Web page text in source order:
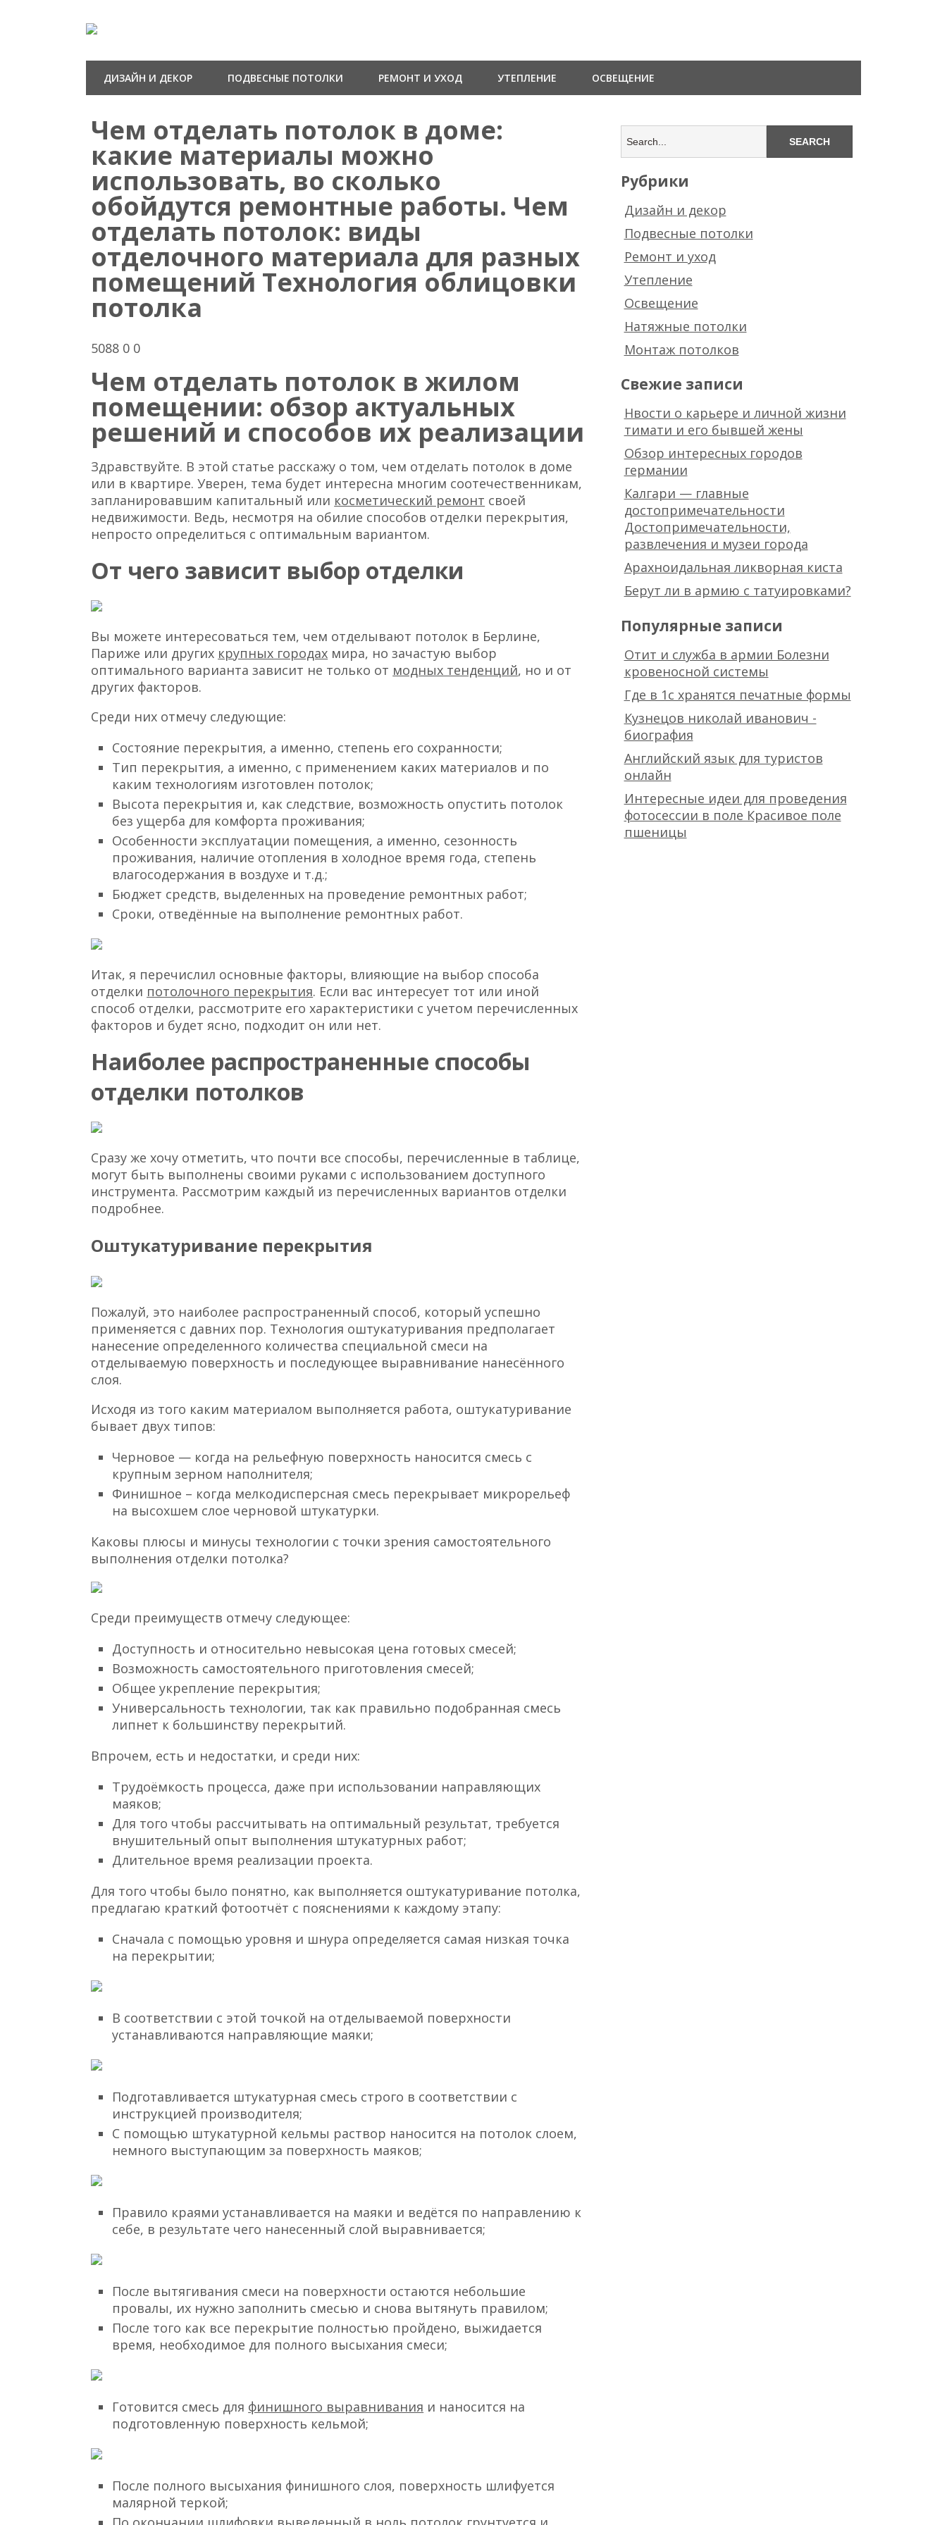
ДИЗАЙН И ДЕКОР ПОДВЕСНЫЕ ПОТОЛКИ РЕМОНТ И УХОД УТЕПЛЕНИЕ ОСВЕЩЕНИЕ
Чем отделать потолок в доме:
какие материалы можно
использовать, во сколько
обойдутся ремонтные работы. Чем
отделать потолок: виды
отделочного материала для разных
помещений Технология облицовки
потолка
5088 0 0
Чем отделать потолок в жилом
помещении: обзор актуальных
решений и способов их реализации
Здравствуйте. В этой статье расскажу о том, чем отделать потолок в доме
или в квартире. Уверен, тема будет интересна многим соотечественникам,
запланировавшим капитальный или косметический ремонт своей
недвижимости. Ведь, несмотря на обилие способов отделки перекрытия,
непросто определиться с оптимальным вариантом.
От чего зависит выбор отделки
Вы можете интересоваться тем, чем отделывают потолок в Берлине,
Париже или других крупных городах мира, но зачастую выбор
оптимального варианта зависит не только от модных тенденций, но и от
других факторов.
Среди них отмечу следующие:
Состояние перекрытия, а именно, степень его сохранности;
Тип перекрытия, а именно, с применением каких материалов и по
каким технологиям изготовлен потолок;
Высота перекрытия и, как следствие, возможность опустить потолок
без ущерба для комфорта проживания;
Особенности эксплуатации помещения, а именно, сезонность
проживания, наличие отопления в холодное время года, степень
влагосодержания в воздухе и т.д.;
Бюджет средств, выделенных на проведение ремонтных работ;
Сроки, отведённые на выполнение ремонтных работ.
Итак, я перечислил основные факторы, влияющие на выбор способа
отделки потолочного перекрытия. Если вас интересует тот или иной
способ отделки, рассмотрите его характеристики с учетом перечисленных
факторов и будет ясно, подходит он или нет.
Наиболее распространенные способы
отделки потолков
Сразу же хочу отметить, что почти все способы, перечисленные в таблице,
могут быть выполнены своими руками с использованием доступного
инструмента. Рассмотрим каждый из перечисленных вариантов отделки
подробнее.
Оштукатуривание перекрытия
Пожалуй, это наиболее распространенный способ, который успешно
применяется с давних пор. Технология оштукатуривания предполагает
нанесение определенного количества специальной смеси на
отделываемую поверхность и последующее выравнивание нанесённого
слоя.
Исходя из того каким материалом выполняется работа, оштукатуривание
бывает двух типов:
Черновое — когда на рельефную поверхность наносится смесь с
крупным зерном наполнителя;
Финишное – когда мелкодисперсная смесь перекрывает микрорельеф
на высохшем слое черновой штукатурки.
Каковы плюсы и минусы технологии с точки зрения самостоятельного
выполнения отделки потолка?
Среди преимуществ отмечу следующее:
Доступность и относительно невысокая цена готовых смесей;
Возможность самостоятельного приготовления смесей;
Общее укрепление перекрытия;
Универсальность технологии, так как правильно подобранная смесь
липнет к большинству перекрытий.
Впрочем, есть и недостатки, и среди них:
Трудоёмкость процесса, даже при использовании направляющих
маяков;
Для того чтобы рассчитывать на оптимальный результат, требуется
внушительный опыт выполнения штукатурных работ;
Длительное время реализации проекта.
Для того чтобы было понятно, как выполняется оштукатуривание потолка,
предлагаю краткий фотоотчёт с пояснениями к каждому этапу:
Сначала с помощью уровня и шнура определяется самая низкая точка
на перекрытии;
В соответствии с этой точкой на отделываемой поверхности
устанавливаются направляющие маяки;
Подготавливается штукатурная смесь строго в соответствии с
инструкцией производителя;
С помощью штукатурной кельмы раствор наносится на потолок слоем,
немного выступающим за поверхность маяков;
Правило краями устанавливается на маяки и ведётся по направлению к
себе, в результате чего нанесенный слой выравнивается;
После вытягивания смеси на поверхности остаются небольшие
провалы, их нужно заполнить смесью и снова вытянуть правилом;
После того как все перекрытие полностью пройдено, выжидается
время, необходимое для полного высыхания смеси;
Готовится смесь для финишного выравнивания и наносится на
подготовленную поверхность кельмой;
После полного высыхания финишного слоя, поверхность шлифуется
малярной теркой;
Рубрики
Дизайн и декор
Подвесные потолки
Ремонт и уход
Утепление
Освещение
Натяжные потолки
Монтаж потолков
Свежие записи
Нвости о карьере и личной жизни
тимати и его бывшей жены
Обзор интересных городов
германии
Калгари — главные
достопримечательности
Достопримечательности,
развлечения и музеи города
Арахноидальная ликворная киста
Берут ли в армию с татуировками?
Популярные записи
Отит и служба в армии Болезни
кровеносной системы
Где в 1с хранятся печатные формы
Кузнецов николай иванович -
биография
Английский язык для туристов
онлайн
Интересные идеи для проведения
фотосессии в поле Красивое поле
пшеницы